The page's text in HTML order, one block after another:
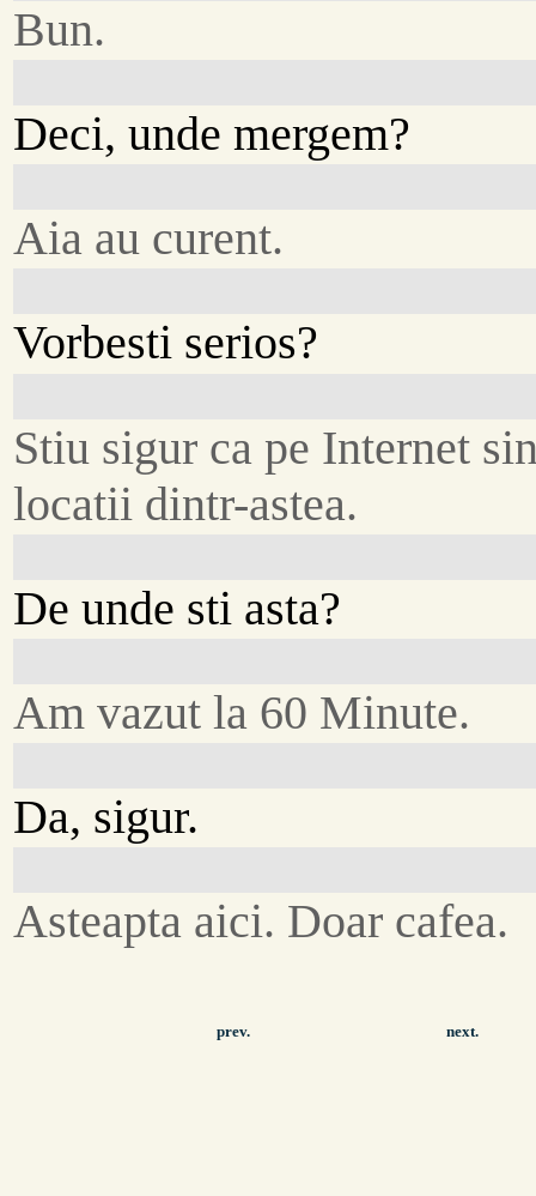
Bun.
Deci, unde mergem?
Aia au curent.
Vorbesti serios?
Stiu sigur ca pe Internet
locatii dintr-astea.
De unde sti asta?
Am vazut la 60 Minute.
Da, sigur.
Asteapta aici. Doar cafea.
prev. next.